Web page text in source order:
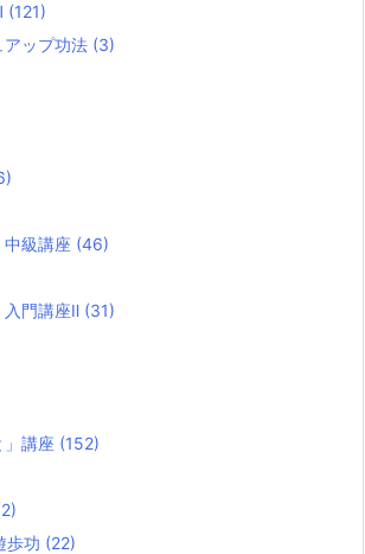
(121)
ップ功法 (3)
級講座 (46)
門講座Ⅱ (31)
講座 (152)
歩功 (22)